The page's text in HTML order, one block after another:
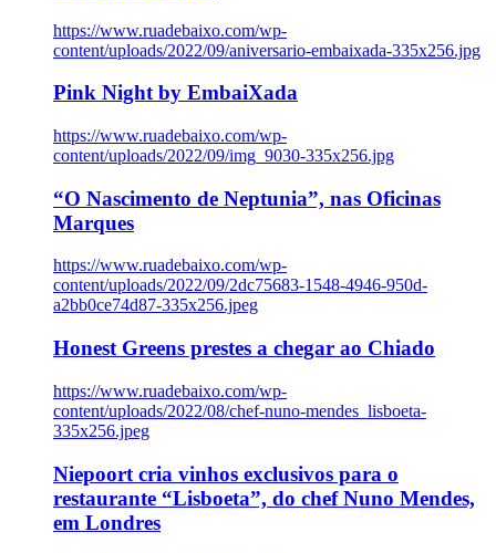
https://www.ruadebaixo.com/wp-
content/uploads/2022/09/aniversario-embaixada-335x256.jpg
Pink Night by EmbaiXada
https://www.ruadebaixo.com/wp-
content/uploads/2022/09/img_9030-335x256.jpg
“O Nascimento de Neptunia”, nas Oficinas
Marques
https://www.ruadebaixo.com/wp-
content/uploads/2022/09/2dc75683-1548-4946-950d-
a2bb0ce74d87-335x256.jpeg
Honest Greens prestes a chegar ao Chiado
https://www.ruadebaixo.com/wp-
content/uploads/2022/08/chef-nuno-mendes_lisboeta-
335x256.jpeg
Niepoort cria vinhos exclusivos para o
restaurante “Lisboeta”, do chef Nuno Mendes,
em Londres